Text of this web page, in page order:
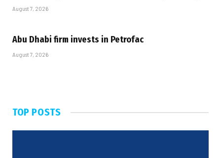
August 7, 2026
Abu Dhabi firm invests in Petrofac
August 7, 2026
TOP POSTS